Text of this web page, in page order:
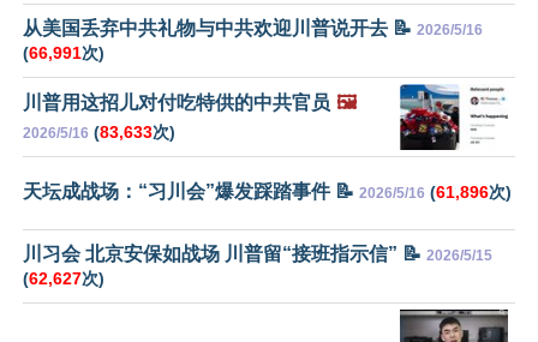
从美国丢弃中共礼物与中共欢迎川普说开去 📝 2026/5/16
(66,991次)
川普用这招儿对付吃特供的中共官员 🖼️
2026/5/16 (83,633次)
天坛成战场：“习川会”爆发踩踏事件 📝 2026/5/16 (61,896次)
川习会 北京安保如战场 川普留“接班指示信” 📝 2026/5/15
(62,627次)